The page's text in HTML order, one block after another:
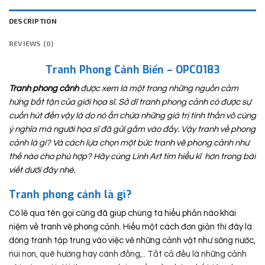
DESCRIPTION
REVIEWS (0)
Tranh Phong Cảnh Biển – OPC0183
Tranh phong cảnhđược xem là một trong những nguồn cảm
hứng bất tận của giới họa sĩ. Sở dĩ tranh phong cảnh có được sự
cuốn hút đến vậy là do nó ẩn chứa những giá trị tinh thần vô cùng
ý nghĩa mà người họa sĩ đã gửi gắm vào đấy. Vậy tranh về phong
cảnh là gì? Và cách lựa chọn một bức tranh vẽ phong cảnh như
thế nào cho phù hợp? Hãy cùng Linh Art tìm hiểu kĩ hơn trong bài
viết dưới đây nhé.
Tranh phong cảnh là gì?
Có lẽ qua tên gọi cũng đã giúp chúng ta hiểu phần nào khái
niệm về tranh vẽ phong cảnh. Hiểu một cách đơn giản thì đây là
dòng tranh tập trung vào việc vẽ những cảnh vật như sông nước,
núi non, quê hương hay cánh đồng,.. Tất cả đều là những cảnh